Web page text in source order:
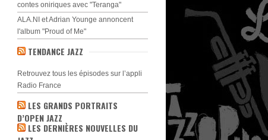
contes oniriques avec "Teranga"
ALA.NI et Adrian Younge annoncent
l'album "Proud of Me"
TENDANCE JAZZ
Retrouvez tous les épisodes sur l’appli
Radio France
LES GRANDS PORTRAITS
D’OPEN JAZZ
LES DERNIÈRES NOUVELLES DU